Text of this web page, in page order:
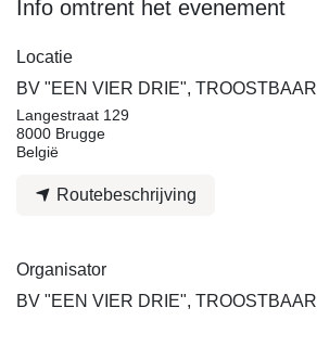
Info omtrent het evenement
Locatie
BV "EEN VIER DRIE", TROOSTBAAR
Langestraat 129
8000 Brugge
België
Routebeschrijving
Organisator
BV "EEN VIER DRIE", TROOSTBAAR